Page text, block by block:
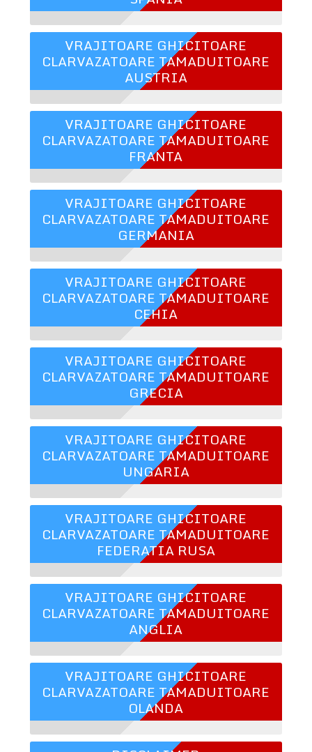
VRAJITOARE GHICITOARE
CLARVAZATOARE TAMADUITOARE
AUSTRIA
VRAJITOARE GHICITOARE
CLARVAZATOARE TAMADUITOARE
FRANTA
VRAJITOARE GHICITOARE
CLARVAZATOARE TAMADUITOARE
GERMANIA
VRAJITOARE GHICITOARE
CLARVAZATOARE TAMADUITOARE
CEHIA
VRAJITOARE GHICITOARE
CLARVAZATOARE TAMADUITOARE
GRECIA
VRAJITOARE GHICITOARE
CLARVAZATOARE TAMADUITOARE
UNGARIA
VRAJITOARE GHICITOARE
CLARVAZATOARE TAMADUITOARE
FEDERATIA RUSA
VRAJITOARE GHICITOARE
CLARVAZATOARE TAMADUITOARE
ANGLIA
VRAJITOARE GHICITOARE
CLARVAZATOARE TAMADUITOARE
OLANDA